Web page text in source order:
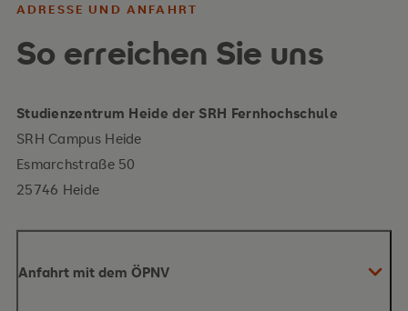
ADRESSE UND ANFAHRT
So erreichen Sie uns
Studienzentrum Heide der SRH Fernhochschule
SRH Campus Heide
Esmarchstraße 50
25746 Heide
Anfahrt mit dem ÖPNV